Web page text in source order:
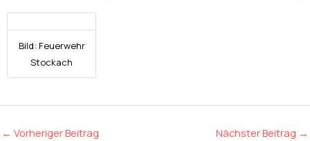
Bild: Feuerwehr
Stockach
← Vorheriger Beitrag Nächster Beitrag →